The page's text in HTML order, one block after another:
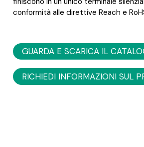
conformità alle direttive Reach e
GUARDA E SCARICA IL
RICHIEDI INFORMAZIONI SUL